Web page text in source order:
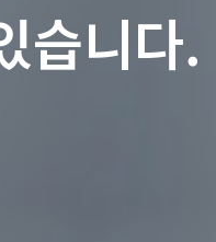
습니다.